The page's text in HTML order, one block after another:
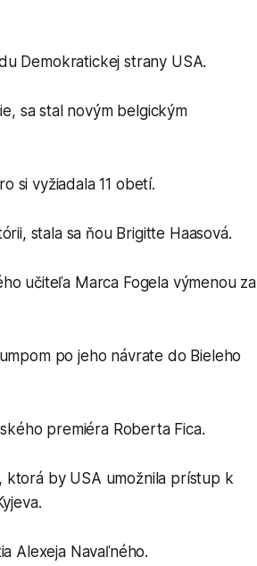
Demokratickej strany USA.
sa stal novým belgickým
si vyžiadala 11 obetí.
stala sa ňou Brigitte Haasová.
učiteľa Marca Fogela výmenou za
po jeho návrate do Bieleho
premiéra Roberta Fica.
ktorá by USA umožnila prístup k
Alexeja Navaľného.